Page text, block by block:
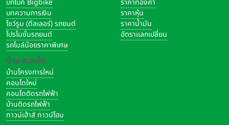
บิ๊กไบค์ Bigbike
บทความการเงิน
โชว์รูม (ดีลเลอร์) รถยนต์
โปรโมชั่นรถยนต์
รถไมล์น้อยราคาพิเศษ
บ้าน-คอนโด
บ้านโครงการใหม่
คอนโดใหม่
คอนโดติดรถไฟฟ้า
บ้านติดรถไฟฟ้า
ทาวน์เฮ้าส์ ทาวน์โฮม
ราคาทองคำ
ราคาหุ้น
ราคาน้ำมัน
อัตราแลกเปลี่ยน